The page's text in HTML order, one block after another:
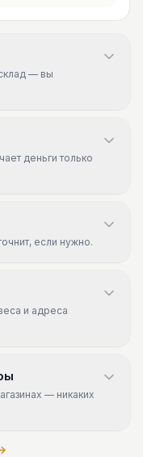
— вы
деньги только
если нужно.
и адреса
— никаких